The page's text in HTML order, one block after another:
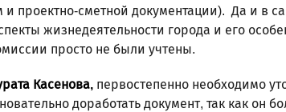
и проектно-сметной документации). Да и в
жизнедеятельности города и его
просто не были учтены.
Касенова, первостепенно необходимо
доработать документ, так как он